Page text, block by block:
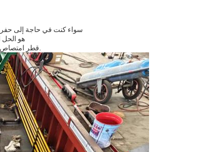
سواء كنت في حاجة إلى حفرة
هو الحل